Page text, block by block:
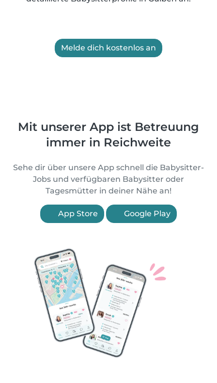
Melde dich kostenlos an
Mit unserer App ist Betreuung
immer in Reichweite
Sehe dir über unsere App schnell die Babysitter-
Jobs und verfügbaren Babysitter oder
Tagesmütter in deiner Nähe an!
App Store Google Play